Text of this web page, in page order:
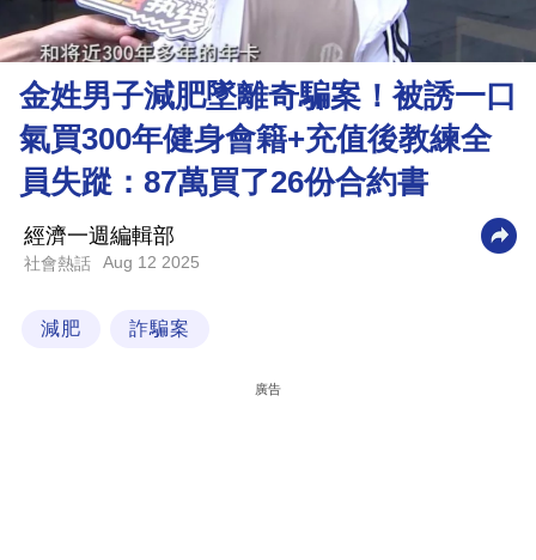
市
理
財
商
業
科
技
場
金姓男子減肥墜離奇騙案！被誘一口
氣買300年健身會籍+充值後教練全
員失蹤：87萬買了26份合約書
經濟一週編輯部
社會熱話 Aug 12 2025
減肥 詐騙案
廣告